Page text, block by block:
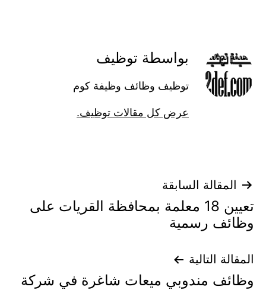
بواسطة توظيف
توظيف وظائف وظيفة كوم
عرض كل مقالات توظيف.
تصفّح
المقالات
المقالة السابقة
تعيين 18 معلمة بمحافظة القريات على
وظائف رسمية
المقالة التالية
وظائف مندوبي ميعات شاغرة في شركة